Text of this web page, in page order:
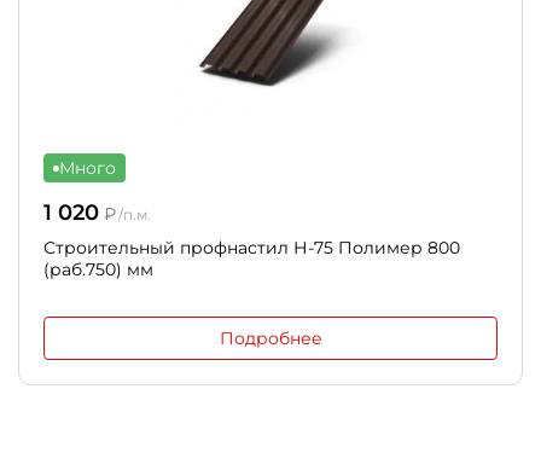
Много
1 020 ₽/п.м.
Строительный профнастил Н-75 Полимер 800
(раб.750) мм
Подробнее